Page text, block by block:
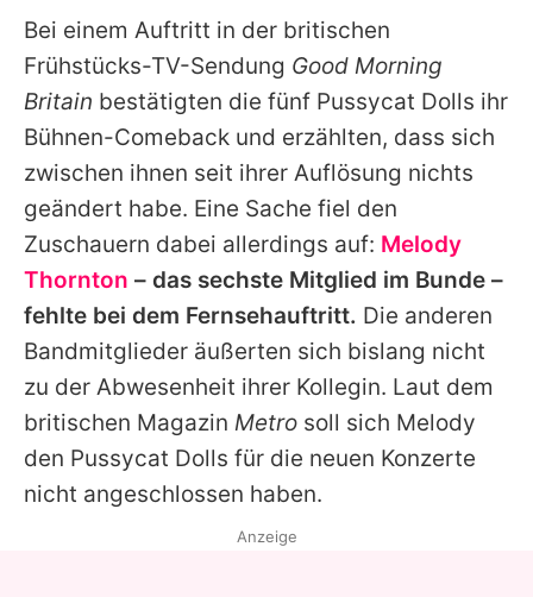
Bei einem Auftritt in der britischen
Frühstücks-TV-Sendung Good Morning
Britain bestätigten die fünf Pussycat Dolls ihr
Bühnen-Comeback und erzählten, dass sich
zwischen ihnen seit ihrer Auflösung nichts
geändert habe. Eine Sache fiel den
Zuschauern dabei allerdings auf: Melody
Thornton – das sechste Mitglied im Bunde –
fehlte bei dem Fernsehauftritt. Die anderen
Bandmitglieder äußerten sich bislang nicht
zu der Abwesenheit ihrer Kollegin. Laut dem
britischen Magazin Metro soll sich Melody
den Pussycat Dolls für die neuen Konzerte
nicht angeschlossen haben.
Anzeige